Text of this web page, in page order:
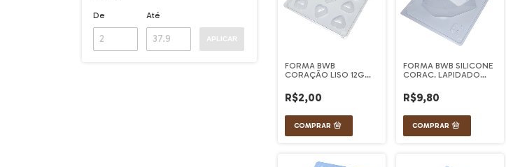
De Até
APLICAR
FORMA BWB
CORAÇÃO LISO 12G
R$2,00
FORMA BWB SILICONE
CORAC. LAPIDADO
R$9,80